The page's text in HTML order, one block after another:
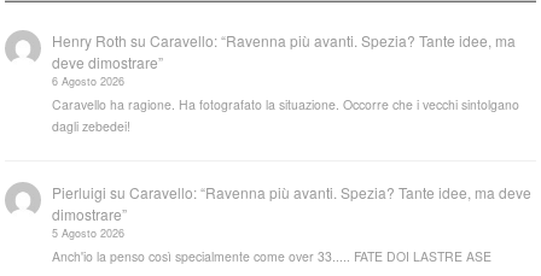
Henry Roth suCaravello: “Ravenna più avanti. Spezia? Tante idee, ma
deve dimostrare”
6 Agosto 2026
Caravello ha ragione. Ha fotografato la situazione. Occorre che i vecchi sintolgano
dagli zebedei!
Pierluigi suCaravello: “Ravenna più avanti. Spezia? Tante idee, ma deve
dimostrare”
5 Agosto 2026
Anch'io la penso così specialmente come over 33..... FATE DOI LASTRE ASE